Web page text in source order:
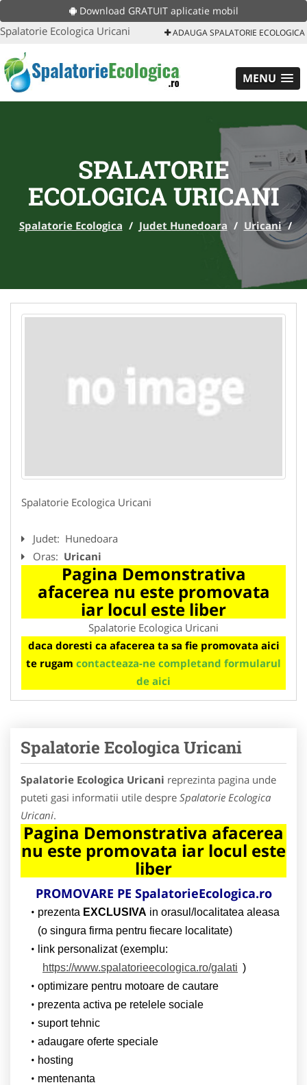
Download GRATUIT aplicatie mobil
Spalatorie Ecologica Uricani ADAUGA SPALATORIE ECOLOGICA
MENU
SPALATORIE
ECOLOGICA URICANI
Spalatorie Ecologica / Judet Hunedoara / Uricani /
Spalatorie Ecologica Uricani
Judet: Hunedoara
Oras: Uricani
Pagina Demonstrativa
afacerea nu este promovata
iar locul este liber
Spalatorie Ecologica Uricani
daca doresti ca afacerea ta sa fie promovata aici
te rugam contacteaza-ne completand formularul
de aici
Spalatorie Ecologica Uricani
Spalatorie Ecologica Uricani reprezinta pagina unde
puteti gasi informatii utile despre Spalatorie Ecologica
Uricani.
Pagina Demonstrativa afacerea
nu este promovata iar locul este
liber
PROMOVARE PE SpalatorieEcologica.ro
prezenta EXCLUSIVA in orasul/localitatea aleasa
(o singura firma pentru fiecare localitate)
link personalizat (exemplu:
https://www.spalatorieecologica.ro/galati )
optimizare pentru motoare de cautare
prezenta activa pe retelele sociale
suport tehnic
adaugare oferte speciale
hosting
mentenanta